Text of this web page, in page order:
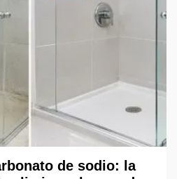
de sodio: la